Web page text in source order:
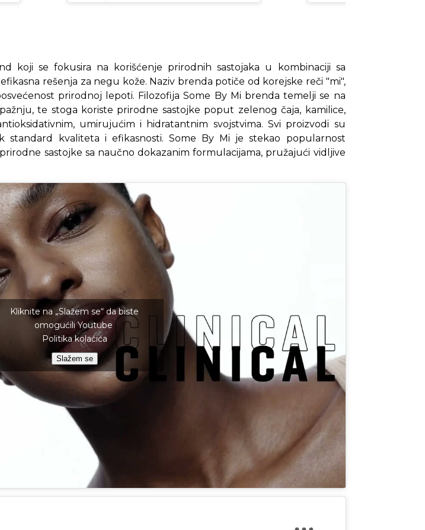
koji se fokusira na korišćenje prirodnih sastojaka u kombinaciji sa
rešenja za negu kože. Naziv brenda potiče od korejske reči "mi",
prirodnoj lepoti. Filozofija Some By Mi brenda temelji se na
te stoga koriste prirodne sastojke poput zelenog čaja, kamilice,
umirujućim i hidratantnim svojstvima. Svi proizvodi su
standard kvaliteta i efikasnosti. Some By Mi je stekao popularnost
sastojke sa naučno dokazanim formulacijama, pružajući vidljive
Kliknite na „Slažem se“ da biste
omogućili Youtube
Politika kolačića
Slažem se